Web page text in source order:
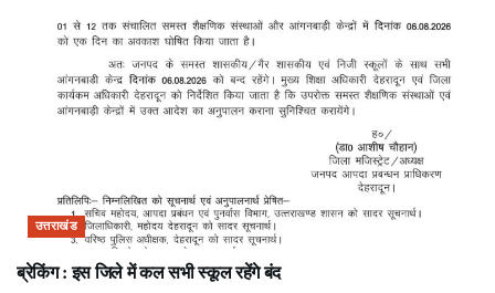
उत्तराखंड
ब्रेकिंग : इस जिले में कल सभी स्कूल रहेंगे बंद